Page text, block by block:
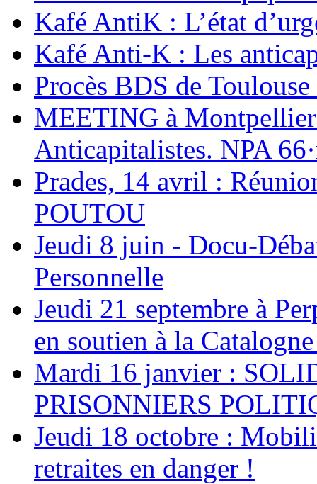
Kafé AntiK : L’état
Kafé Anti-K : Les
Procès BDS de
MEETING à
Anticapitalistes. NPA
Prades, 14 avril :
POUTOU
Jeudi 8 juin - Docu-
Personnelle
Jeudi 21 septembre à
en soutien à la
Mardi 16 janvier :
PRISONNIERS
Jeudi 18 octobre :
retraites en danger !